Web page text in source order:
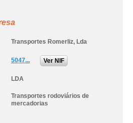
Transportes Romerliz, Lda
5047... Ver NIF
LDA
Transportes rodoviários de
mercadorias